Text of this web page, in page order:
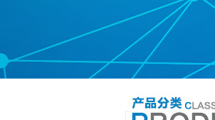
室内光纤